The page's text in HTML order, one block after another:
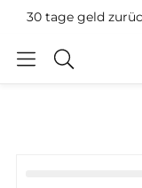
30 tage geld
搜
索